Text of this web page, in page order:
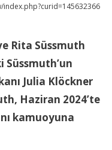
Rita Süssmuth
Süssmuth’un
Julia Klöckner
Haziran 2024’te
kamuoyuna